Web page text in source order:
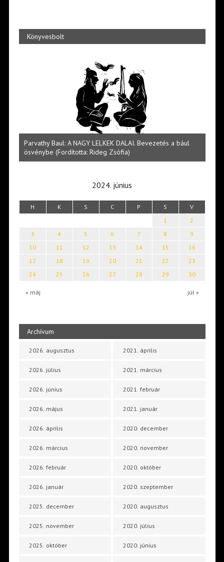
Könyvesbolt
DALAI. Bevezetés a bául
Zsófia)
Halmai Tamás: Megválaszolt
világa
2024. június
H K S C P S V
« máj júl »
1
2
3
4 5 6 7 8
9
10
11 12 13 14 15
16
17
18 19 20 21 22
23
24
25 26 27 28 29 30
Archívum
2026. augusztus
2026. július
2026. június
2026. május
2026. április
2026. március
2026. február
2026. január
2025. december
2025. november
2025. október
2021. április
2021. március
2021. február
2021. január
2020. december
2020. november
2020. október
2020. szeptember
2020. augusztus
2020. július
2020. június